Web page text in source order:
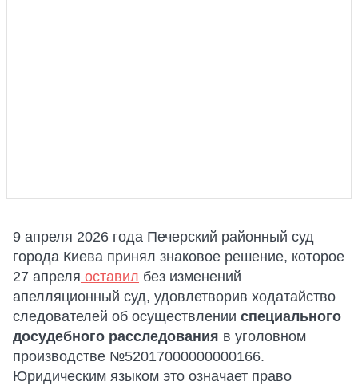
9 апреля 2026 года Печерский районный суд
города Киева принял знаковое решение, которое
27 апреля оставил без изменений
апелляционный суд, удовлетворив ходатайство
следователей об осуществлении специального
досудебного расследования в уголовном
производстве №52017000000000166.
Юридическим языком это означает право